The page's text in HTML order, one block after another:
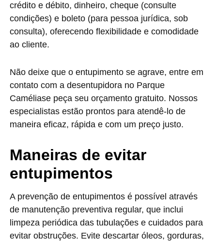
crédito e débito, dinheiro, cheque (consulte
condições) e boleto (para pessoa jurídica, sob
consulta), oferecendo flexibilidade e comodidade
ao cliente.
Não deixe que o entupimento se agrave, entre em
contato com a desentupidora no Parque
Caméliase peça seu orçamento gratuito. Nossos
especialistas estão prontos para atendê-lo de
maneira eficaz, rápida e com um preço justo.
Maneiras de evitar
entupimentos
A prevenção de entupimentos é possível através
de manutenção preventiva regular, que inclui
limpeza periódica das tubulações e cuidados para
evitar obstruções. Evite descartar óleos, gorduras,